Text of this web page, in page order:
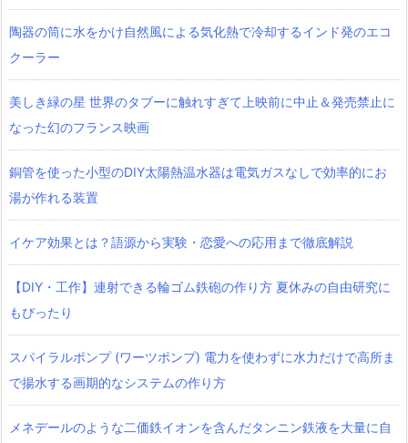
陶器の筒に水をかけ自然風による気化熱で冷却するインド発のエコ
クーラー
美しき緑の星 世界のタブーに触れすぎて上映前に中止＆発売禁止に
なった幻のフランス映画
銅管を使った小型のDIY太陽熱温水器は電気ガスなしで効率的にお
湯が作れる装置
イケア効果とは？語源から実験・恋愛への応用まで徹底解説
【DIY・工作】連射できる輪ゴム鉄砲の作り方 夏休みの自由研究に
もぴったり
スパイラルポンプ (ワーツポンプ) 電力を使わずに水力だけで高所ま
で揚水する画期的なシステムの作り方
メネデールのような二価鉄イオンを含んだタンニン鉄液を大量に自